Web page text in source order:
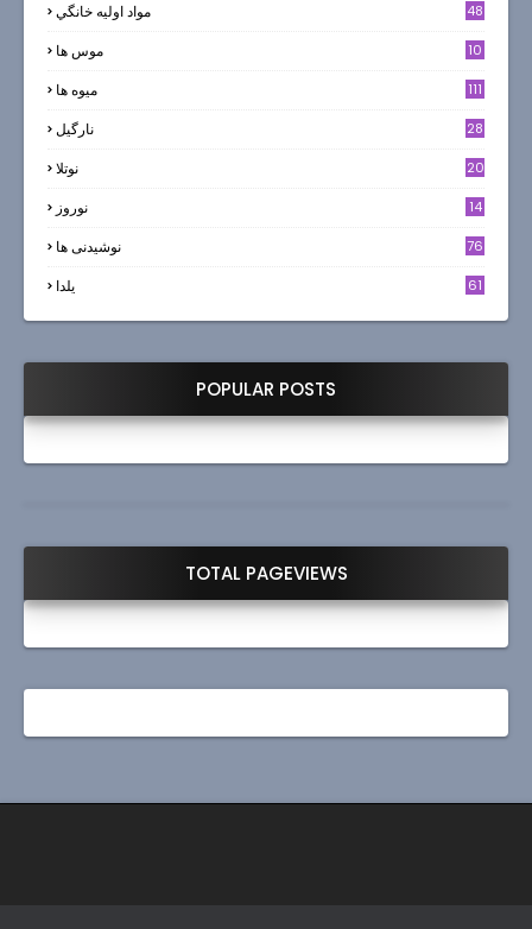
مواد اوليه خانگي 48
موس ها 10
میوه ها 111
نارگيل 28
نوتلا 20
نوروز
14
نوشیدنی ها 76
یلدا 61
POPULAR POSTS
TOTAL PAGEVIEWS